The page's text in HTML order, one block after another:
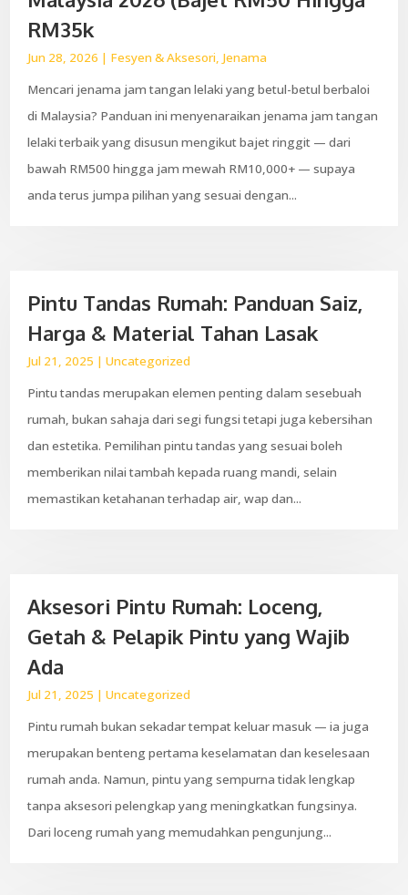
RM35k
Jun 28, 2026 | Fesyen & Aksesori, Jenama
Mencari jenama jam tangan lelaki yang betul-betul berbaloi
di Malaysia? Panduan ini menyenaraikan jenama jam tangan
lelaki terbaik yang disusun mengikut bajet ringgit — dari
bawah RM500 hingga jam mewah RM10,000+ — supaya
anda terus jumpa pilihan yang sesuai dengan...
Pintu Tandas Rumah: Panduan Saiz,
Harga & Material Tahan Lasak
Jul 21, 2025 |Uncategorized
Pintu tandas merupakan elemen penting dalam sesebuah
rumah, bukan sahaja dari segi fungsi tetapi juga kebersihan
dan estetika. Pemilihan pintu tandas yang sesuai boleh
memberikan nilai tambah kepada ruang mandi, selain
memastikan ketahanan terhadap air, wap dan...
Aksesori Pintu Rumah: Loceng,
Getah & Pelapik Pintu yang Wajib
Ada
Jul 21, 2025 |Uncategorized
Pintu rumah bukan sekadar tempat keluar masuk — ia juga
merupakan benteng pertama keselamatan dan keselesaan
rumah anda. Namun, pintu yang sempurna tidak lengkap
tanpa aksesori pelengkap yang meningkatkan fungsinya.
Dari loceng rumah yang memudahkan pengunjung...